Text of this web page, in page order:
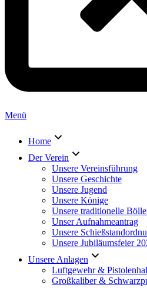
Menü
Home
Der Verein
Unsere Vereinsführung
Unsere Geschichte
Unsere Jugend
Unsere Könige
Unsere traditionelle
Unser Aufnahmeantrag
Unsere
Unsere Jubiläumsfeier
Unsere Anlagen
Luftgewehr &
Großkaliber &